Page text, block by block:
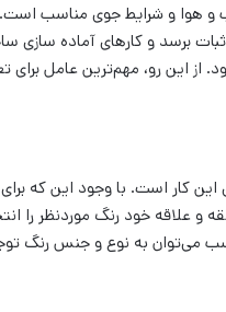
و هوا و شرایط جوی مناسب است.
برسد و کارهای آماده سازی
از این رو، مهم‌ترین عامل
کار است. با وجود این که
علاقه خود رنگ موردنظر را
می‌‌توان به نوع و جنس رنگ